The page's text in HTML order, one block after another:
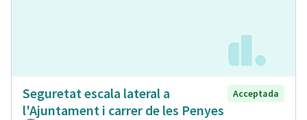
Seguretat escala lateral a
l'Ajuntament i carrer de les Penyes
Acceptada